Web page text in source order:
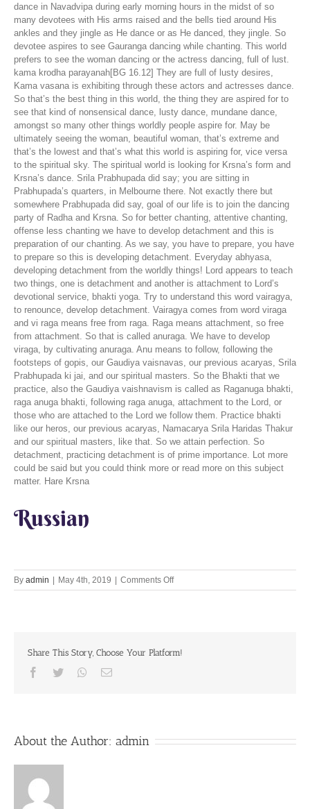
dance in Navadvipa during early morning hours in the midst of so
many devotees with His arms raised and the bells tied around His
ankles and they jingle as He dance or as He danced, they jingle. So
devotee aspires to see Gauranga dancing while chanting. This world
prefers to see the woman dancing or the actress dancing, full of lust.
kama krodha parayanah[BG 16.12] They are full of lusty desires,
Kama vasana is exhibiting through these actors and actresses dance.
So that’s the best thing in this world, the thing they are aspired for to
see that kind of nonsensical dance, lusty dance, mundane dance,
amongst so many other things worldly people aspire for. May be
ultimately seeing the woman, beautiful woman, that’s extreme and
that’s the lowest and that’s what this world is aspiring for, vice versa
to the spiritual sky. The spiritual world is looking for Krsna’s form and
Krsna’s dance. Srila Prabhupada did say; you are sitting in
Prabhupada’s quarters, in Melbourne there. Not exactly there but
somewhere Prabhupada did say, goal of our life is to join the dancing
party of Radha and Krsna. So for better chanting, attentive chanting,
offense less chanting we have to develop detachment and this is
preparation of our chanting. As we say, you have to prepare, you have
to prepare so this is developing detachment. Everyday abhyasa,
developing detachment from the worldly things! Lord appears to teach
two things, one is detachment and another is attachment to Lord’s
devotional service, bhakti yoga. Try to understand this word vairagya,
to renounce, develop detachment. Vairagya comes from word viraga
and vi raga means free from raga. Raga means attachment, so free
from attachment. So that is called anuraga. We have to develop
viraga, by cultivating anuraga. Anu means to follow, following the
footsteps of gopis, our Gaudiya vaisnavas, our previous acaryas, Srila
Prabhupada ki jai, and our spiritual masters. So the Bhakti that we
practice, also the Gaudiya vaishnavism is called as Raganuga bhakti,
raga anuga bhakti, following raga anuga, attachment to the Lord, or
those who are attached to the Lord we follow them. Practice bhakti
like our heros, our previous acaryas, Namacarya Srila Haridas Thakur
and our spiritual masters, like that. So we attain perfection. So
detachment, practicing detachment is of prime importance. Lot more
could be said but you could think more or read more on this subject
matter. Hare Krsna
Russian
By admin | May 4th, 2019 | Comments Offon
Lets
2019
Share This Story, Choose Your Platform!
Facebook
Twitter Whatsapp
Email
About the Author: admin